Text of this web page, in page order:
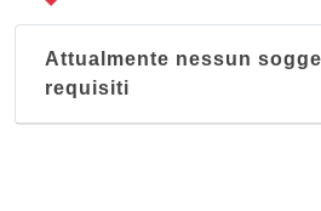
Attualmente nessun
requisiti